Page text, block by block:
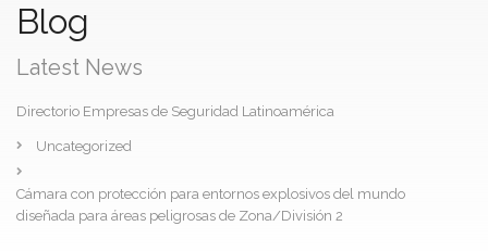
Blog
Latest News
Directorio Empresas de Seguridad Latinoamérica
Uncategorized
Cámara con protección para entornos explosivos del mundo
diseñada para áreas peligrosas de Zona/División 2